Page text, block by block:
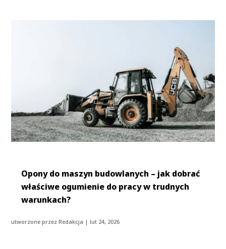
Opony do maszyn budowlanych – jak dobrać
właściwe ogumienie do pracy w trudnych
warunkach?
utworzone przezRedakcja |lut 24, 2026